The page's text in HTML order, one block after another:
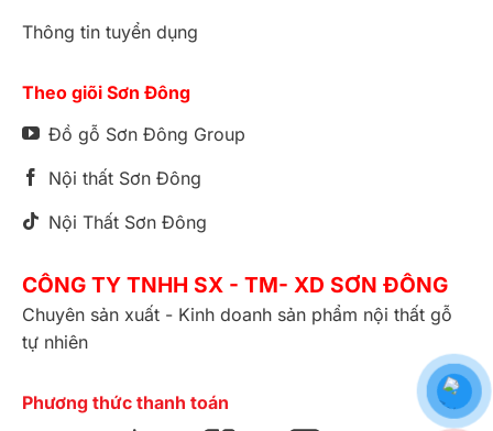
Thông tin tuyển dụng
Theo giõi Sơn Đông
Đồ gỗ Sơn Đông Group
Nội thất Sơn Đông
Nội Thất Sơn Đông
CÔNG TY TNHH SX - TM- XD SƠN ĐÔNG
Chuyên sản xuất - Kinh doanh sản phẩm nội thất gỗ
tự nhiên
Phương thức thanh toán